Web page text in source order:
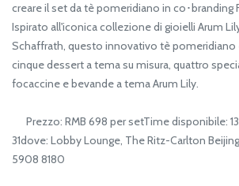
creare il set da tè pomeridiano in co･branding
Ispirato all'iconica collezione di gioielli Arum
Schaffrath, questo innovativo tè
cinque dessert a tema su misura, quattro
focaccine e bevande a tema Arum Lily.
Prezzo: RMB 698 per setTime disponibile:
31dove: Lobby Lounge, The Ritz-Carlton
5908 8180